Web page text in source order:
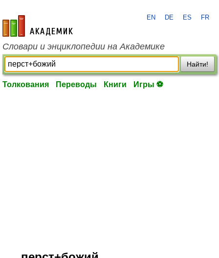
academic.ru
EN DE ES FR
Словари и энциклопедии на Академике
Найти!
Толкования Переводы Книги Игры ⚽